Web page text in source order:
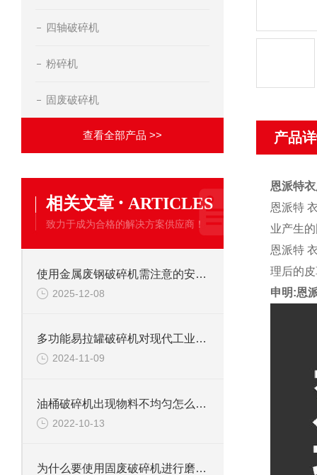
四轴破碎机
粉碎机
固废破碎机
查看全部产品 >>
相关文章 · ARTICLES
致力于成为合格的解决方案供应商！
使用金属废钢破碎机需注意的安全事项
2025-12-08
多功能易拉罐破碎机对现代工业的影响
2024-11-09
油桶破碎机出现物料不均匀怎么办？
2022-10-13
为什么要使用固废破碎机进行磨碎工作
产品
恩派特
恩派特
业产生
恩派特
理后的
申明:恩